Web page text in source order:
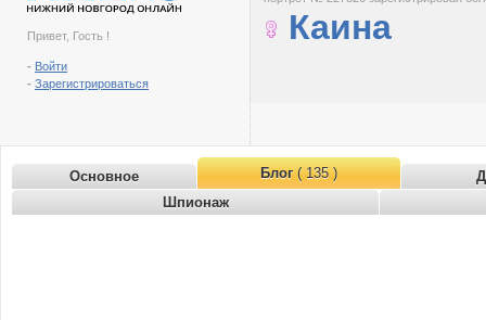
Привет, Гость !
- Войти
- Зарегистрироваться
Каина
Основное Блог( 135 )
Шпионаж